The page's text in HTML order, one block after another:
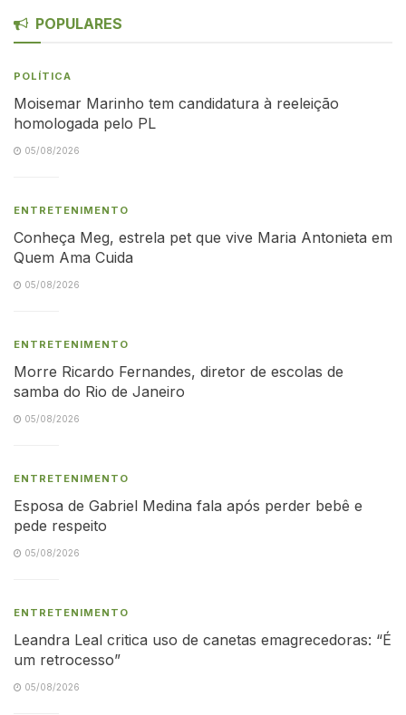
POPULARES
POLÍTICA
Moisemar Marinho tem candidatura à reeleição
homologada pelo PL
05/08/2026
ENTRETENIMENTO
Conheça Meg, estrela pet que vive Maria Antonieta em
Quem Ama Cuida
05/08/2026
ENTRETENIMENTO
Morre Ricardo Fernandes, diretor de escolas de
samba do Rio de Janeiro
05/08/2026
ENTRETENIMENTO
Esposa de Gabriel Medina fala após perder bebê e
pede respeito
05/08/2026
ENTRETENIMENTO
Leandra Leal critica uso de canetas emagrecedoras: “É
um retrocesso”
05/08/2026